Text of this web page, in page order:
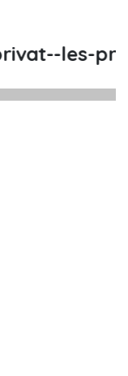
les-